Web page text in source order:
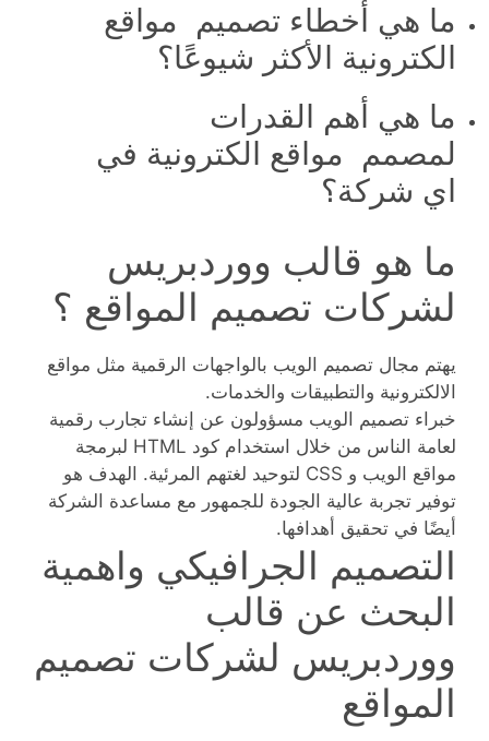
ما هي أخطاء تصميم مواقع
الكترونية الأكثر شيوعًا؟
ما هي أهم القدرات
لمصمم مواقع الكترونية في
اي شركة؟
ما هو قالب ووردبريس
لشركات تصميم المواقع ؟
يهتم مجال تصميم الويب بالواجهات الرقمية مثل مواقع
الالكترونية والتطبيقات والخدمات.
خبراء تصميم الويب مسؤولون عن إنشاء تجارب رقمية
لعامة الناس من خلال استخدام كود HTML لبرمجة
مواقع الويب و CSS لتوحيد لغتهم المرئية. الهدف هو
توفير تجربة عالية الجودة للجمهور مع مساعدة الشركة
أيضًا في تحقيق أهدافها.
التصميم الجرافيكي واهمية
البحث عن قالب
ووردبريس لشركات تصميم
المواقع